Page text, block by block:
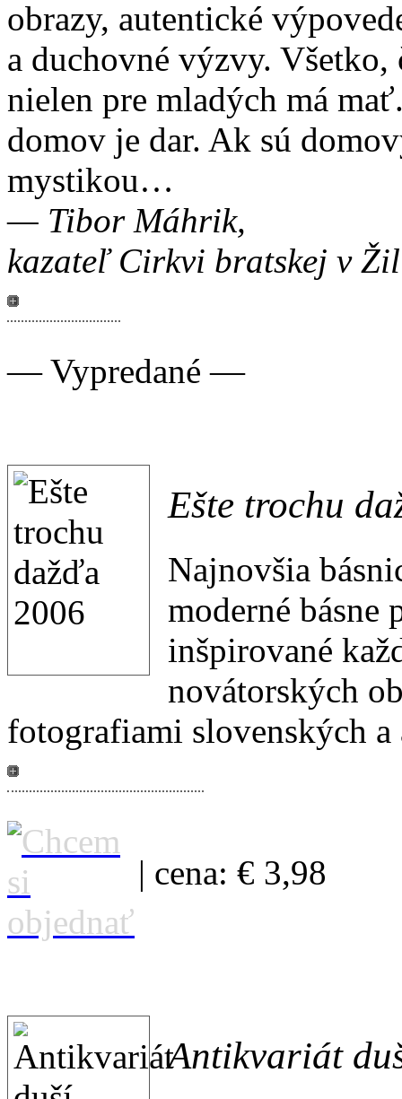
obrazy, autentické
a duchovné výzvy.
nielen pre mladých má
domov je dar. Ak sú
mystikou…
— Tibor Máhrik,
kazateľ Cirkvi bratskej v
— Vypredané —
Ešte trochu
Najnovšia
moderné básne
inšpirované
novátorských
fotografiami slovenských
| cena: € 3,98
Antikvariát